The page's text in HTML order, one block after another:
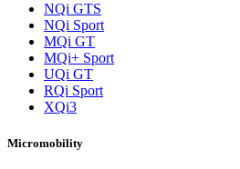
NQi GTS
NQi Sport
MQi GT
MQi+ Sport
UQi GT
RQi Sport
XQi3
Micromobility